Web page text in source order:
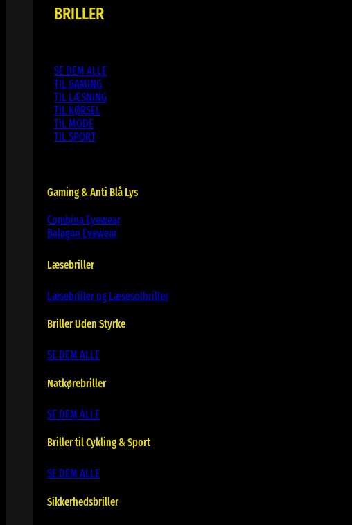
BRILLER
SE DEM ALLE
TIL GAMING
TIL LÆSNING
TIL KØRSEL
TIL MODE
TIL SPORT
Gaming & Anti Blå Lys
Combina Eyewear
Balagan Eyewear
Læsebriller
Læsebriller og Læsesolbriller
Briller Uden Styrke
SE DEM ALLE
Natkørebriller
SE DEM ALLE
Briller til Cykling & Sport
SE DEM ALLE
Sikkerhedsbriller